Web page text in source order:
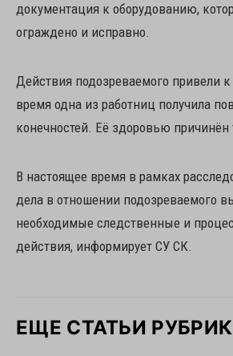
документация к оборудованию,
ограждено и исправно.
Действия подозреваемого привели к
время одна из работниц получила
конечностей. Её здоровью
В настоящее время в рамках
дела в отношении подозреваемого
необходимые следственные и
действия, информирует СУ СК.
ЕЩЕ СТАТЬИ